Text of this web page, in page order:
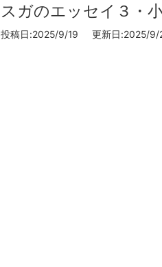
スガのエッセイ３・
投稿日:2025/9/19 更新日:2025/9/